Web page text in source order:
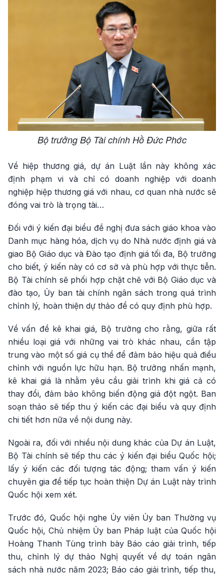
Bộ trưởng Bộ Tài chính Hồ Đức Phớc
Về hiệp thương giá, dự án Luật lần này không xác
định phạm vi và chỉ có doanh nghiệp với doanh
nghiệp hiệp thương giá với nhau, cơ quan nhà nước sẽ
đóng vai trò là trọng tài…
Đối với ý kiến đại biểu đề nghị đưa sách giáo khoa vào
Danh mục hàng hóa, dịch vụ do Nhà nước định giá và
giao Bộ Giáo dục và Đào tạo định giá tối đa, Bộ trưởng
cho biết, ý kiến này có cơ sở và phù hợp với thực tiễn.
Bộ Tài chính sẽ phối hợp chặt chẽ với Bộ Giáo dục và
đào tạo, Ủy ban tài chính ngân sách trong quá trình
chỉnh lý, hoàn thiện dự thảo để có quy định phù hợp.
Về vấn đề kê khai giá, Bộ trưởng cho rằng, giữa rất
nhiều loại giá với những vai trò khác nhau, cần tập
trung vào một số giá cụ thể để đảm bảo hiệu quả điều
chỉnh với nguồn lực hữu hạn. Bộ trưởng nhấn mạnh,
kê khai giá là nhằm yêu cầu giải trình khi giá cả có
thay đổi, đảm bảo không biến động giá đột ngột. Ban
soạn thảo sẽ tiếp thu ý kiến các đại biểu và quy định
chi tiết hơn nữa về nội dung này.
Ngoài ra, đối với nhiều nội dung khác của Dự án Luật,
Bộ Tài chính sẽ tiếp thu các ý kiến đại biểu Quốc hội;
lấy ý kiến các đối tượng tác động; tham vấn ý kiến
chuyên gia để tiếp tục hoàn thiện Dự án Luật này trình
Quốc hội xem xét.
Trước đó, Quốc hội nghe Ủy viên Ủy ban Thường vụ
Quốc hội, Chủ nhiệm Ủy ban Pháp luật của Quốc hội
Hoàng Thanh Tùng trình bày Báo cáo giải trình, tiếp
thu, chỉnh lý dự thảo Nghị quyết về dự toán ngân
sách nhà nước năm 2023; Báo cáo giải trình, tiếp thu,